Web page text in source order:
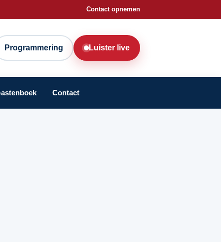
Contact opnemen
Programmering Luister live
Contact